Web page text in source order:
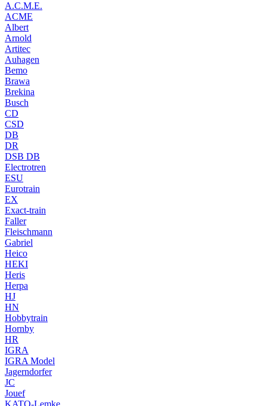
A.C.M.E.
ACME
Albert
Arnold
Artitec
Auhagen
Bemo
Brawa
Brekina
Busch
CD
CSD
DB
DR
DSB DB
Electrotren
ESU
Eurotrain
EX
Exact-train
Faller
Fleischmann
Gabriel
Heico
HEKI
Heris
Herpa
HJ
HN
Hobbytrain
Hornby
HR
IGRA
IGRA Model
Jagerndorfer
JC
Jouef